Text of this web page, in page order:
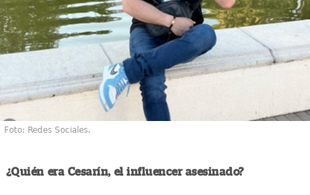
Foto: Redes Sociales.
¿Quién era Cesarín, el influencer asesinado?